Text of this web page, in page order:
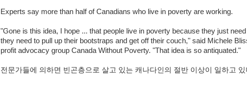
Experts say more than half of Canadians who live in poverty are working.
"Gone is this idea, I hope ... that people live in poverty because they just
they need to pull up their bootstraps and get off their couch," said Michele
profit advocacy group Canada Without Poverty. "That idea is so antiquated."
전문가들에 의하면 빈곤층으로 살고 있는 캐나다인의 절반 이상이 일하고